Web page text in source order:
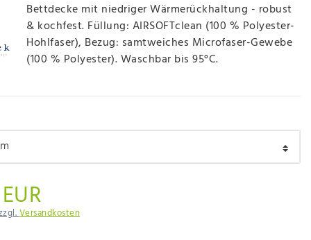
Bettdecke mit niedriger Wärmerückhaltung - robust
& kochfest. Füllung: AIRSOFTclean (100 % Polyester-
Hohlfaser), Bezug: samtweiches Microfaser-Gewebe
(100 % Polyester). Waschbar bis 95°C.
Versandkosten